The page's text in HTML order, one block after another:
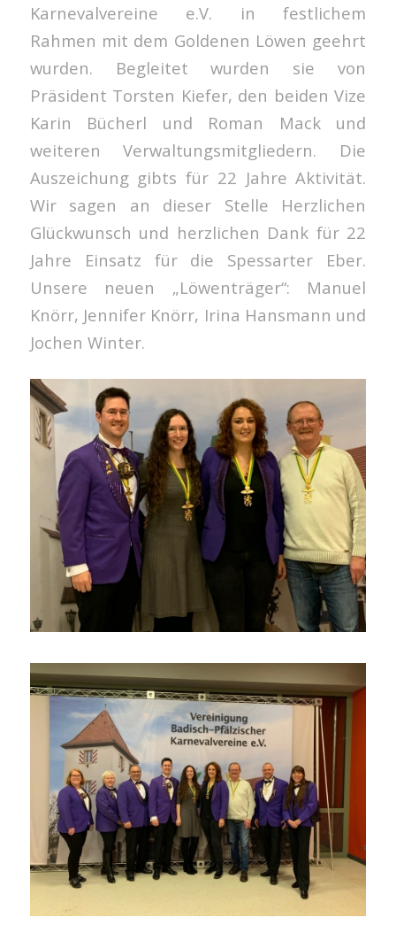
Karnevalvereine e.V. in festlichem
Rahmen mit dem Goldenen Löwen geehrt
wurden. Begleitet wurden sie von
Präsident Torsten Kiefer, den beiden Vize
Karin Bücherl und Roman Mack und
weiteren Verwaltungsmitgliedern. Die
Auszeichung gibts für 22 Jahre Aktivität.
Wir sagen an dieser Stelle Herzlichen
Glückwunsch und herzlichen Dank für 22
Jahre Einsatz für die Spessarter Eber.
Unsere neuen „Löwenträger“: Manuel
Knörr, Jennifer Knörr, Irina Hansmann und
Jochen Winter.